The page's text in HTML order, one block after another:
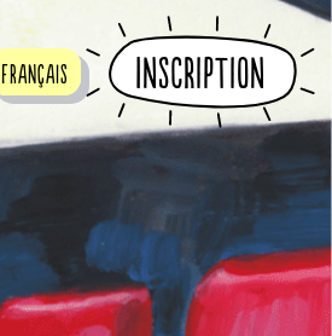
Français Inscription